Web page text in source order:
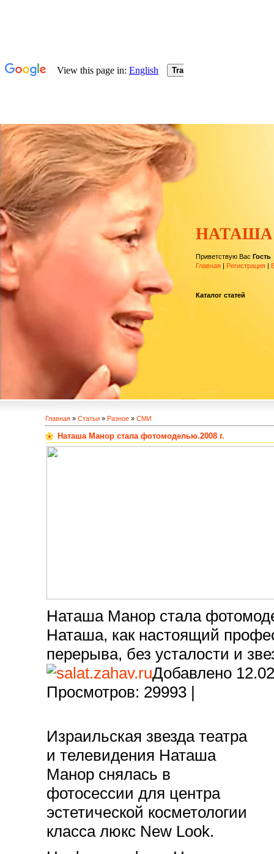
Приветствую Вас Гость
Главная | Регистрация |
Каталог статей
Главная » Статьи » Разное » СМИ
Наташа Манор стала фотомоделью.2008 г.
Наташа Манор стала
Наташа, как настоящий
перерыва, без усталости и
Добавлено
Просмотров: 29993 |
Израильская звезда театра
и телевидения Наташа
Манор снялась в
фотосессии для центра
эстетической косметологии
класса люкс New Look.